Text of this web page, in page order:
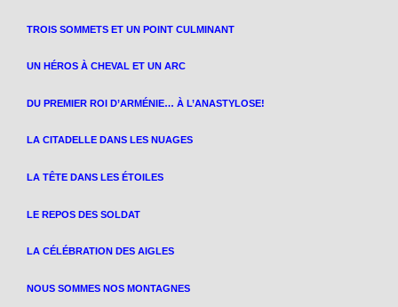
TROIS SOMMETS ET UN POINT CULMINANT
UN HÉROS À CHEVAL ET UN ARC
DU PREMIER ROI D’ARMÉNIE… À L’ANASTYLOSE!
LA CITADELLE DANS LES NUAGES
LA TÊTE DANS LES ÉTOILES
LE REPOS DES SOLDAT
LA CÉLÉBRATION DES AIGLES
NOUS SOMMES NOS MONTAGNES